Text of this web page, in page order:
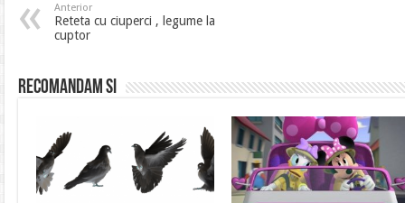
Anterior
Reteta cu ciuperci , legume la
cuptor
Recomandam si